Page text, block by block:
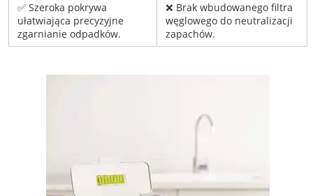
✅ Szeroka pokrywa
ułatwiająca precyzyjne
zgarnianie odpadków.
❌ Brak wbudowanego filtra
węglowego do neutralizacji
zapachów.